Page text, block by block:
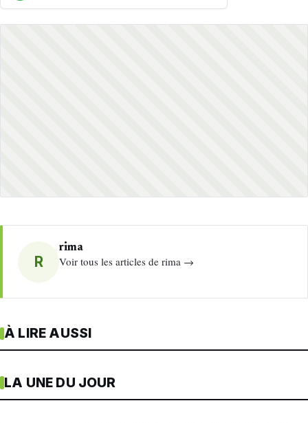
R
rima
Voir tous les articles de rima →
À LIRE AUSSI
LA UNE DU JOUR